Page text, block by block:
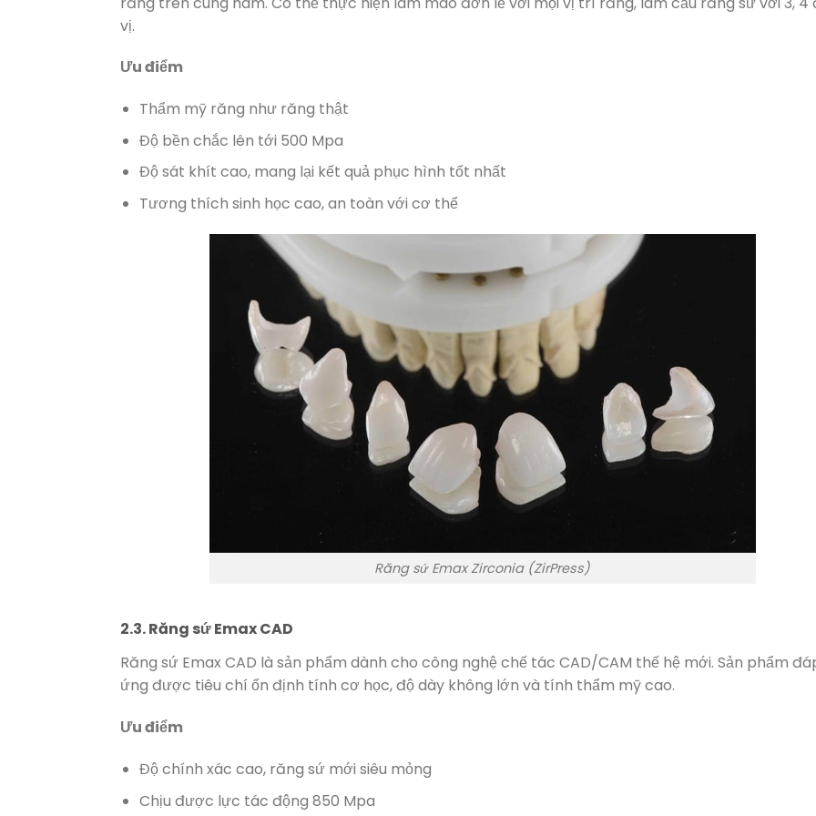
vị.
Ưu điểm
Thẩm mỹ răng như răng thật
Độ bền chắc lên tới 500 Mpa
Độ sát khít cao, mang lại kết quả phục hình tốt nhất
Tương thích sinh học cao, an toàn với cơ thể
Răng sứ Emax Zirconia (ZirPress)
2.3. Răng sứ Emax CAD
Răng sứ Emax CAD là sản phẩm dành cho công nghệ chế tác CAD/CAM thế hệ mới. Sản phẩm
ứng được tiêu chí ổn định tính cơ học, độ dày không lớn và tính thẩm mỹ cao.
Ưu điểm
Độ chính xác cao, răng sứ mới siêu mỏng
Chịu được lực tác động 850 Mpa